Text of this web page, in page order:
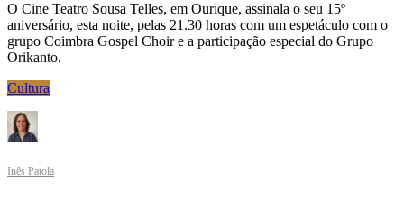
O Cine Teatro Sousa Telles, em Ourique, assinala o seu 15º
aniversário, esta noite, pelas 21.30 horas com um espetáculo com o
grupo Coimbra Gospel Choir e a participação especial do Grupo
Orikanto.
Cultura
Inês Patola